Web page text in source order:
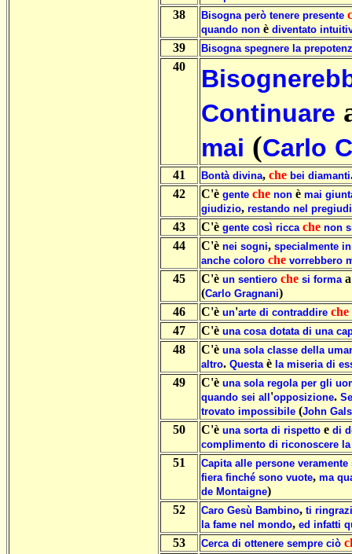
38 Bisogna però tenere presente
quando non è diventato
39 Bisogna spegnere la
40
Continuare
mai (Carlo
41 Bontà divina, che bei diamanti
42
C'è gente che non è mai
giudizio, restando nel
43 C'è gente così ricca che non
44 C'è nei sogni, specialmente in
anche coloro che vorrebbero
45 C'è un sentiero che si forma
(Carlo Gragnani)
46
C'è un'arte di contraddire che
47
C'è una cosa dotata di una
48 C'è una sola classe della
altro. Questa è la miseria di
49 C'è una sola regola per gli
quando sei all 'opposizione. Se
trovato impossibile (John
50 C'è una sorta di rispetto e di
complimento di riconoscere la
51 Capita alle persone veramente
fiera finché sono vuote, ma
de Montaigne)
52
Caro Gesù Bambino, ti
la fame nel mondo, ed infatti
53 Cerca di ottenere sempre ciò